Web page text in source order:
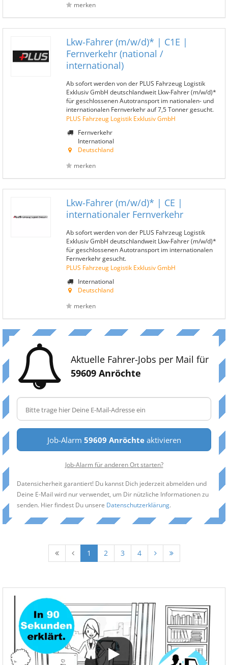
merken
Lkw-Fahrer (m/w/d)* | C1E |
Fernverkehr (national /
international)
Ab sofort werden von der PLUS Fahrzeug Logistik
Exklusiv GmbH deutschlandweit Lkw-Fahrer (m/w/d)*
für geschlossenen Autotransport im nationalen- und
internationalen Fernverkehr auf 7,5 Tonner gesucht.
PLUS Fahrzeug Logistik Exklusiv GmbH
Fernverkehr
International
Deutschland
merken
Lkw-Fahrer (m/w/d)* | CE |
internationaler Fernverkehr
Ab sofort werden von der PLUS Fahrzeug Logistik
Exklusiv GmbH deutschlandweit Lkw-Fahrer (m/w/d)*
für geschlossenen Autotransport im internationalen
Fernverkehr gesucht.
PLUS Fahrzeug Logistik Exklusiv GmbH
International
Deutschland
merken
Aktuelle Fahrer-Jobs per Mail für
59609 Anröchte
Job-Alarm 59609 Anröchteaktivieren
Job-Alarm für anderen Ort starten?
Datensicherheit garantiert! Du kannst Dich jederzeit abmelden und
Deine E-Mail wird nur verwendet, um Dir nützliche Informationen zu
senden. Hier findest Du unsere Datenschutzerklärung.
1 2 3 4